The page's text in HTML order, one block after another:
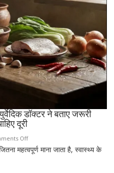
मॉर्निंग
रूटीन
2
कीवी
खाने
से
मिल
सकते
हैं
फायदे!
डॉक्टर
कैसे
डॉक्टर ने बताए जरूरी
दूरी
Offon
सावन
महत्वपूर्ण माना जाता है, स्वास्थ्य के